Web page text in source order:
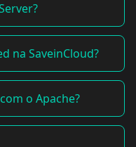
na SaveinCloud?
o Apache?